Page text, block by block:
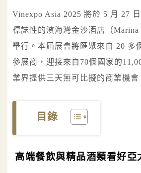
Vinexpo Asia 2025 將於 5 月 27
標誌性的濱海灣金沙酒店（Marina
舉行。本屆展會將匯聚來自 20 多
參展商，迎接來自70個國家的
業界提供三天無可比擬的商業機會
目錄
高端餐飲與精品酒類看好亞